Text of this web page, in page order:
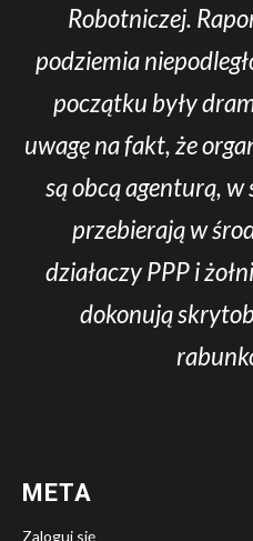
Robotniczej.
podziemia
początku były
uwagę na fakt, że
są obcą agenturą, w
przebierają w
działaczy PPP i
dokonują
META
Zaloguj się